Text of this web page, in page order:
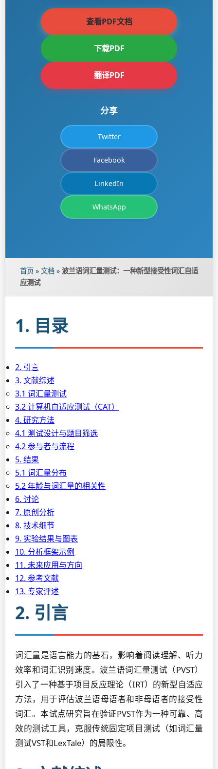
查看PDF文档
下载PDF
翻译PDF
分享
Twitter
Facebook
LinkedIn
WhatsApp
首页 » 文档 » 波兰语词汇量测试：一种新型接受性词汇自适
应测试
1. 目录
2. 引言
3. 文献综述
3.1 词汇量测试
3.2 计算机自适应测试（CAT）
4. 研究方法
4.1 测试设计与题目筛选
4.2 参与者与流程
5. 结果
5.1 词汇量分布
5.2 年龄与词汇量的相关性
6. 讨论
7. 原创分析
8. 技术细节
9. 实验结果与图表
10. 分析框架示例
11. 未来应用与方向
12. 参考文献
13. 专家评述
2. 引言
词汇量是语言能力的基石，影响着阅读理解、听力
效率和词汇识别速度。波兰语词汇量测试（PVST）
引入了一种基于项目反应理论（IRT）的新型自适应
方法，用于评估波兰语母语者和非母语者的接受性
词汇。本试点研究旨在验证PVST作为一种可靠、高
效的测试工具，克服传统固定项目测试（如词汇量
测试VST和LexTale）的局限性。